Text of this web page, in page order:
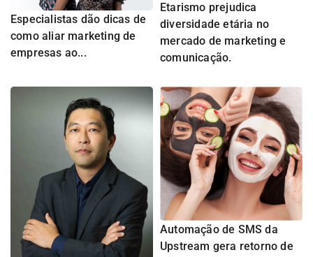
Especialistas dão dicas de
como aliar marketing de
empresas ao...
Etarismo prejudica
diversidade etária no
mercado de marketing e
comunicação.
Automação de SMS da
Upstream gera retorno de